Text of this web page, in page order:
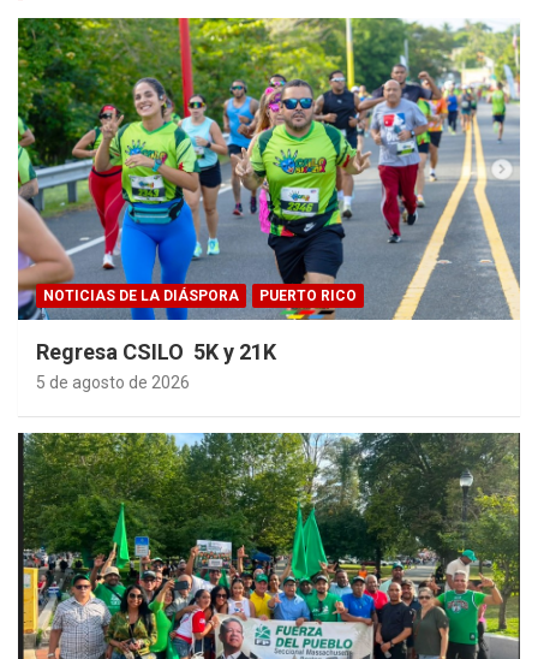
NOTICIAS DE LA DIÁSPORA PUERTO RICO
Regresa CSILO 5K y 21K
5 de agosto de 2026